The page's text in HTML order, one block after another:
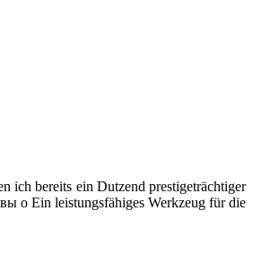
ich bereits ein Dutzend prestigeträchtiger
о Ein leistungsfähiges Werkzeug für die